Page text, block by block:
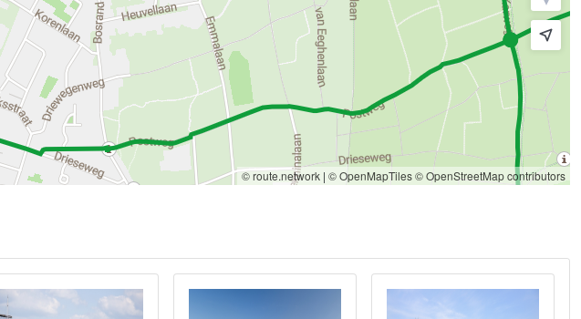
© route.network | © OpenMapTiles© OpenStreetMap contributors